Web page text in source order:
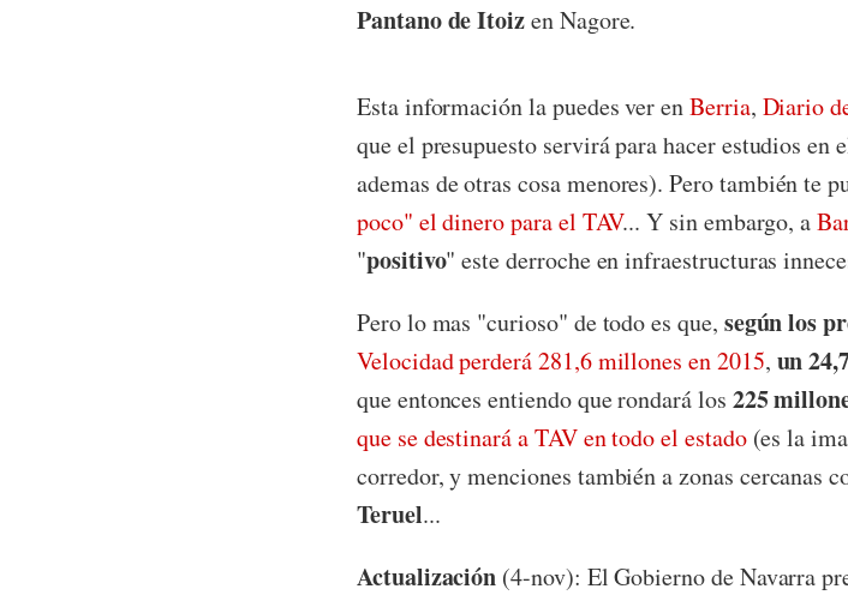
Pantano de Itoizen Nagore.
Esta información la puedes ver enBerria, Diario
que el presupuesto servirá para hacer estudios en
ademas de otras cosa menores). Pero también te
poco" el dinero para el TAV... Y sin embargo, a
"positivo" este derroche en infraestructuras
Pero lo mas "curioso" de todo es que, según los
Velocidad perderá 281,6 millones en 2015, un
que entonces entiendo que rondará los 225
que se destinará a TAV en todo el estado(es la
corredor, y menciones también a zonas cercanas
Teruel...
Actualización (4-nov): El Gobierno de Navarra